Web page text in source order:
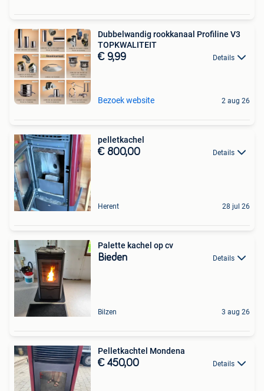
Dubbelwandig rookkanaal Profiline V3
TOPKWALITEIT
€ 9,99 Details
Bezoek website 2 aug 26
pelletkachel
€ 800,00 Details
Herent 28 jul 26
Palette kachel op cv
Bieden Details
Bilzen 3 aug 26
Pelletkachtel Mondena
€ 450,00 Details